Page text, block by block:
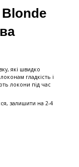
які швидко
гладкість і
локони під час
залишити на 2-4